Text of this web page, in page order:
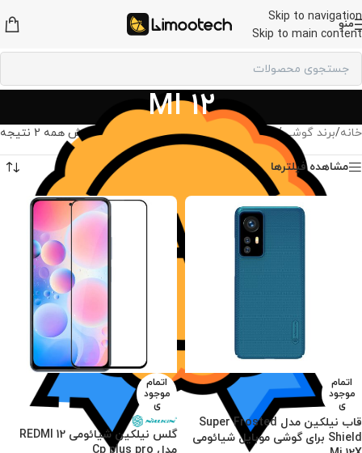
Skip to navigation
Skip to main content
منو
MI 12
خانه/برند گوشی/لوازم جانبی شیائومی/
MI 12 نمایش همه 2 نتیجه
مشاهده فیلترها
اتمام
موجود
ی
قاب نیلکین مدل Super Frosted
Shield برای گوشی موبایل شیائومی
اتمام
موجود
ی
گلس نیلکین شیائومی REDMI 12